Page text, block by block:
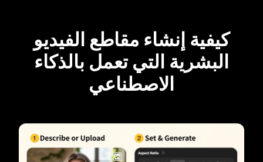
كيفية إنشاء مقاطع الفيديو
البشرية التي تعمل بالذكاء
الاصطناعي